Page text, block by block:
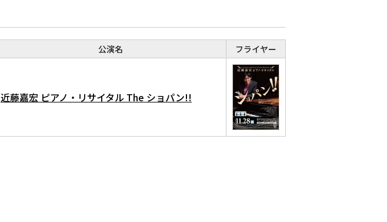
公演名 フライヤー
近藤嘉宏 ピアノ・リサイタル The ショパン!!